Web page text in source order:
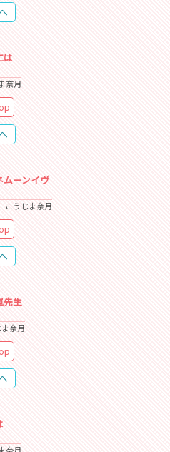
は
奈月
ムーンイヴ
こうじま奈月
先生
奈月